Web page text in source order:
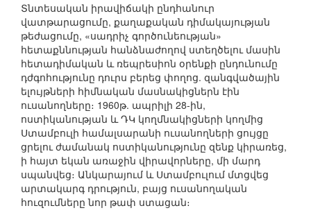
Տնտեսական իրավիճակի ընդհանուր
վատթարացումը, քաղաքական դիմակայության
թեժացումը, «սադրիչ գործունեության»
հետաքննության հանձնաժողով ստեղծելու մասին
հետադիմական և ռեպրեսիոն օրենքի ընդունումը
դժգոհությունը դուրս բերեց փողոց. զանգվածային
ելույթների հիմնական մասնակիցներն էին
ուսանողները։ 1960թ. ապրիլի 28-ին,
ոստիկանության և ԴԿ կողմնակիցների կողմից
Ստամբուլի համալսարանի ուսանողների ցույցը
ցրելու ժամանակ ոստիկանությունը զենք կիրառեց,
ի հայտ եկան առաջին վիրավորները, մի մարդ
սպանվեց։ Անկարայում և Ստամբուլում մտցվեց
արտակարգ դրություն, բայց ուսանողական
հուզումները նոր թափ ստացան։